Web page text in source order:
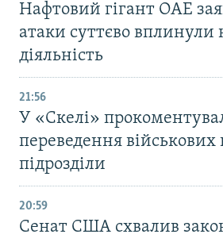
Нафтовий гігант ОАЕ
атаки суттєво вплинули
діяльність
21:56
У «Скелі»
переведення військових
підрозділи
20:59
Cенат США схвалив